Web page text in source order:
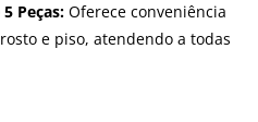
Peças: Oferece conveniência
e piso, atendendo a todas